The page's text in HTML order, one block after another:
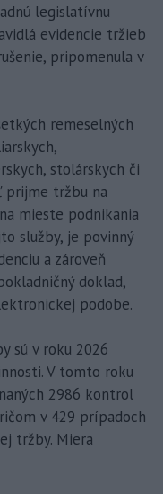
legislatívnu
evidencie tržieb
pripomenula v
remeselných
stolárskych či
prijme tržbu na
mieste podnikania
služby, je povinný
a zároveň
doklad,
podobe.
sú v roku 2026
V tomto roku
2986 kontrol
v 429 prípadoch
tržby. Miera